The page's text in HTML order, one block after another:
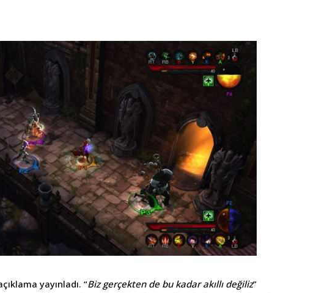
yayınladı. “Biz gerçekten de bu kadar akıllı değiliz”